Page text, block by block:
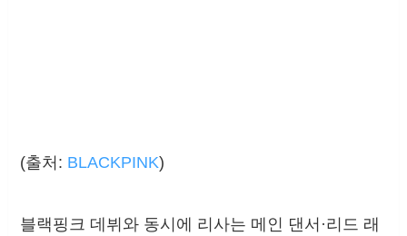
(출처: BLACKPINK)
블랙핑크 데뷔와 동시에 리사는 메인 댄서·리드 래